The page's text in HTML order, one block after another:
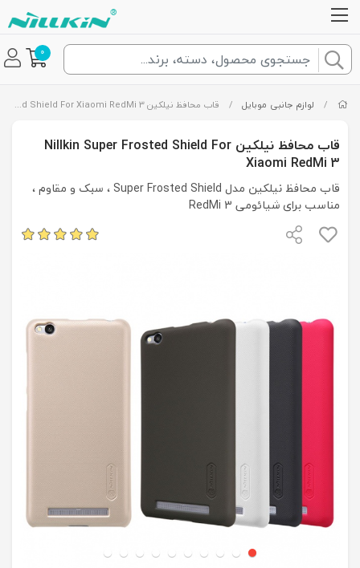
0
/ لوازم جانبی موبایل / قاب محافظ نیلکین Nillkin Super Frosted Shield For Xiaomi RedMi 3
قاب محافظ نیلکین Nillkin Super Frosted Shield For
Xiaomi RedMi 3
قاب محافظ نیلکین مدل Super Frosted Shield ، سبک و مقاوم ،
مناسب برای شیائومی RedMi 3